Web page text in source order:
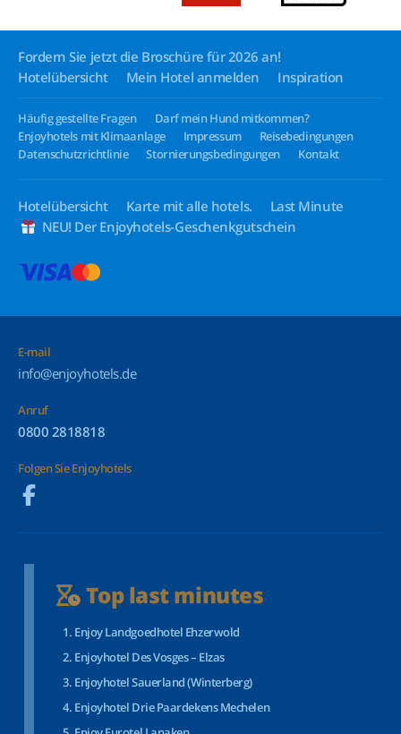
Fordern Sie jetzt die Broschüre für 2026 an!
Hotelübersicht
Mein Hotel anmelden Inspiration
Häufig gestellte Fragen
Darf mein Hund mitkommen?
Enjoyhotels mit Klimaanlage
Impressum
Reisebedingungen
Datenschutzrichtlinie
Stornierungsbedingungen Kontakt
Hotelübersicht Karte mit alle hotels.
Last Minute
NEU! Der Enjoyhotels-Geschenkgutschein
E-mail
info@enjoyhotels.de
Anruf
0800 2818818
Folgen Sie Enjoyhotels
Top last minutes
Enjoy Landgoedhotel Ehzerwold
Enjoyhotel Des Vosges – Elzas
Enjoyhotel Sauerland (Winterberg)
Enjoyhotel Drie Paardekens Mechelen